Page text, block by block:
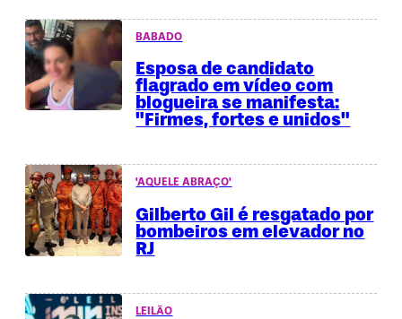
BABADO
Esposa de candidato
flagrado em vídeo com
blogueira se manifesta:
"Firmes, fortes e unidos"
'AQUELE ABRAÇO'
Gilberto Gil é resgatado por
bombeiros em elevador no
RJ
LEILÃO